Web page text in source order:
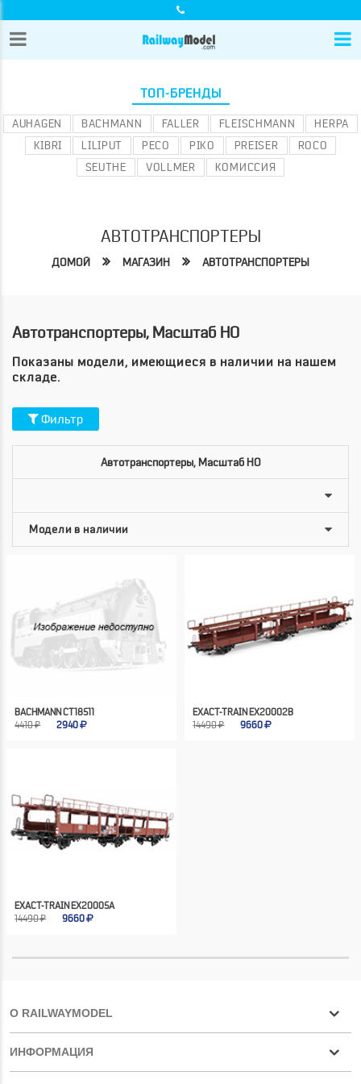
ТОП-БРЕНДЫ
AUHAGEN BACHMANN FALLER FLEISCHMANN
HERPA
KIBRI
LILIPUT PECO PIKO PREISER
ROCO
SEUTHE
VOLLMER КОМИССИЯ
АВТОТРАНСПОРТЕРЫ
ДОМОЙ МАГАЗИН АВТОТРАНСПОРТЕРЫ
Автотранспортеры, Масштаб HO
Показаны модели, имеющиеся в наличии на нашем
складе.
Фильтр
Автотранспортеры, Масштаб HO
BACHMANN CT18511
4410 ₽
2940
EXACT-TRAIN EX20002B
14490 ₽
9660
EXACT-TRAIN EX20005A
14490 ₽
9660
О RAILWAYMODEL
ИНФОРМАЦИЯ